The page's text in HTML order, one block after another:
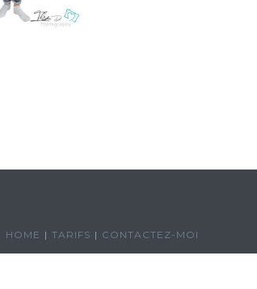
HOME TARIFS CONTACTEZ-MOI